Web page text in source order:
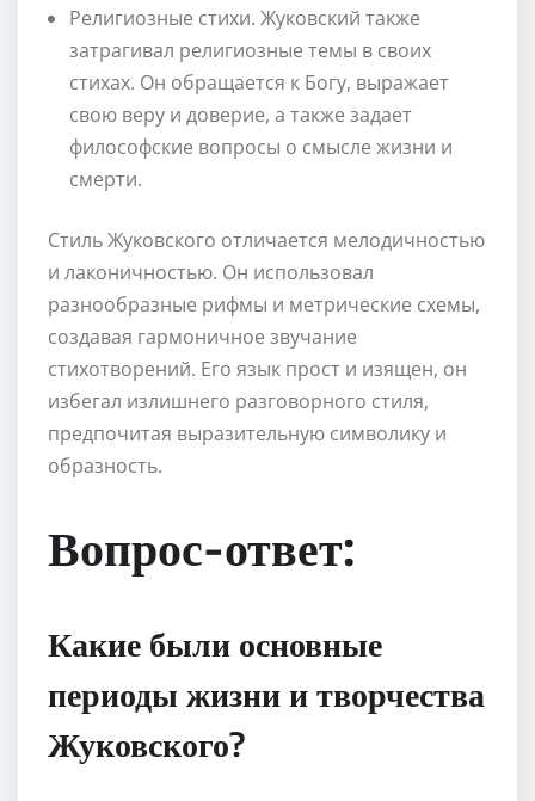
Религиозные стихи. Жуковский также
затрагивал религиозные темы в своих
стихах. Он обращается к Богу, выражает
свою веру и доверие, а также задает
философские вопросы о смысле жизни и
смерти.
Стиль Жуковского отличается мелодичностью
и лаконичностью. Он использовал
разнообразные рифмы и метрические схемы,
создавая гармоничное звучание
стихотворений. Его язык прост и изящен, он
избегал излишнего разговорного стиля,
предпочитая выразительную символику и
образность.
Вопрос-ответ:
Какие были основные
периоды жизни и творчества
Жуковского?